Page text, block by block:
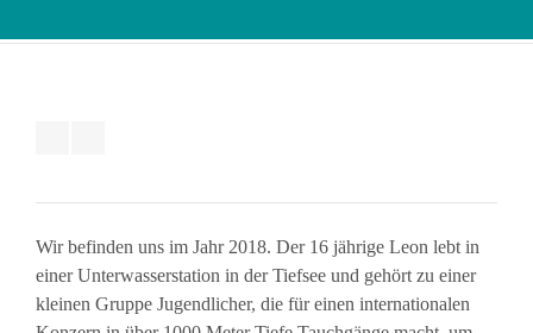
Wir befinden uns im Jahr 2018. Der 16 jährige Leon lebt in
einer Unterwasserstation in der Tiefsee und gehört zu einer
kleinen Gruppe Jugendlicher, die für einen internationalen